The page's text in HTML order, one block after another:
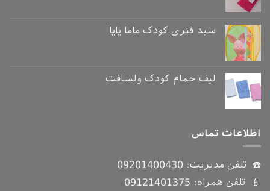
سبد فنری کودک ماما پاپا
لیف حمام کودک ولسافت
اطلاعات تماس
☎️ تلفن مدیریت: 09201400430
📱 تلفن همراه: 09121401375